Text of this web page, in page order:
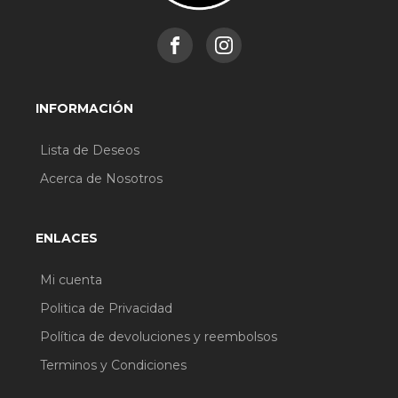
INFORMACIÓN
Lista de Deseos
Acerca de Nosotros
ENLACES
Mi cuenta
Politica de Privacidad
Política de devoluciones y reembolsos
Terminos y Condiciones